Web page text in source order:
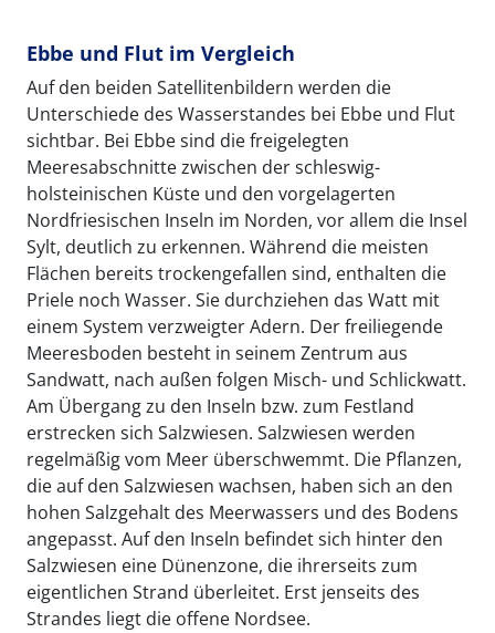
Ebbe und Flut im Vergleich
Auf den beiden Satellitenbildern werden die
Unterschiede des Wasserstandes bei Ebbe und Flut
sichtbar. Bei Ebbe sind die freigelegten
Meeresabschnitte zwischen der schleswig-
holsteinischen Küste und den vorgelagerten
Nordfriesischen Inseln im Norden, vor allem die Insel
Sylt, deutlich zu erkennen. Während die meisten
Flächen bereits trockengefallen sind, enthalten die
Priele noch Wasser. Sie durchziehen das Watt mit
einem System verzweigter Adern. Der freiliegende
Meeresboden besteht in seinem Zentrum aus
Sandwatt, nach außen folgen Misch- und Schlickwatt.
Am Übergang zu den Inseln bzw. zum Festland
erstrecken sich Salzwiesen. Salzwiesen werden
regelmäßig vom Meer überschwemmt. Die Pflanzen,
die auf den Salzwiesen wachsen, haben sich an den
hohen Salzgehalt des Meerwassers und des Bodens
angepasst. Auf den Inseln befindet sich hinter den
Salzwiesen eine Dünenzone, die ihrerseits zum
eigentlichen Strand überleitet. Erst jenseits des
Strandes liegt die offene Nordsee.